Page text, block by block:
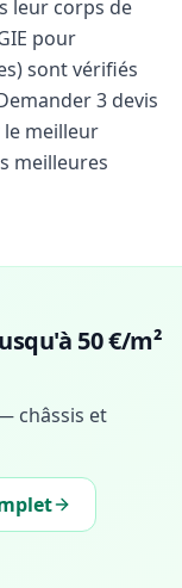
leur corps de
pour
sont vérifiés
3 devis
meilleur
meilleures
50 €/m²
châssis et